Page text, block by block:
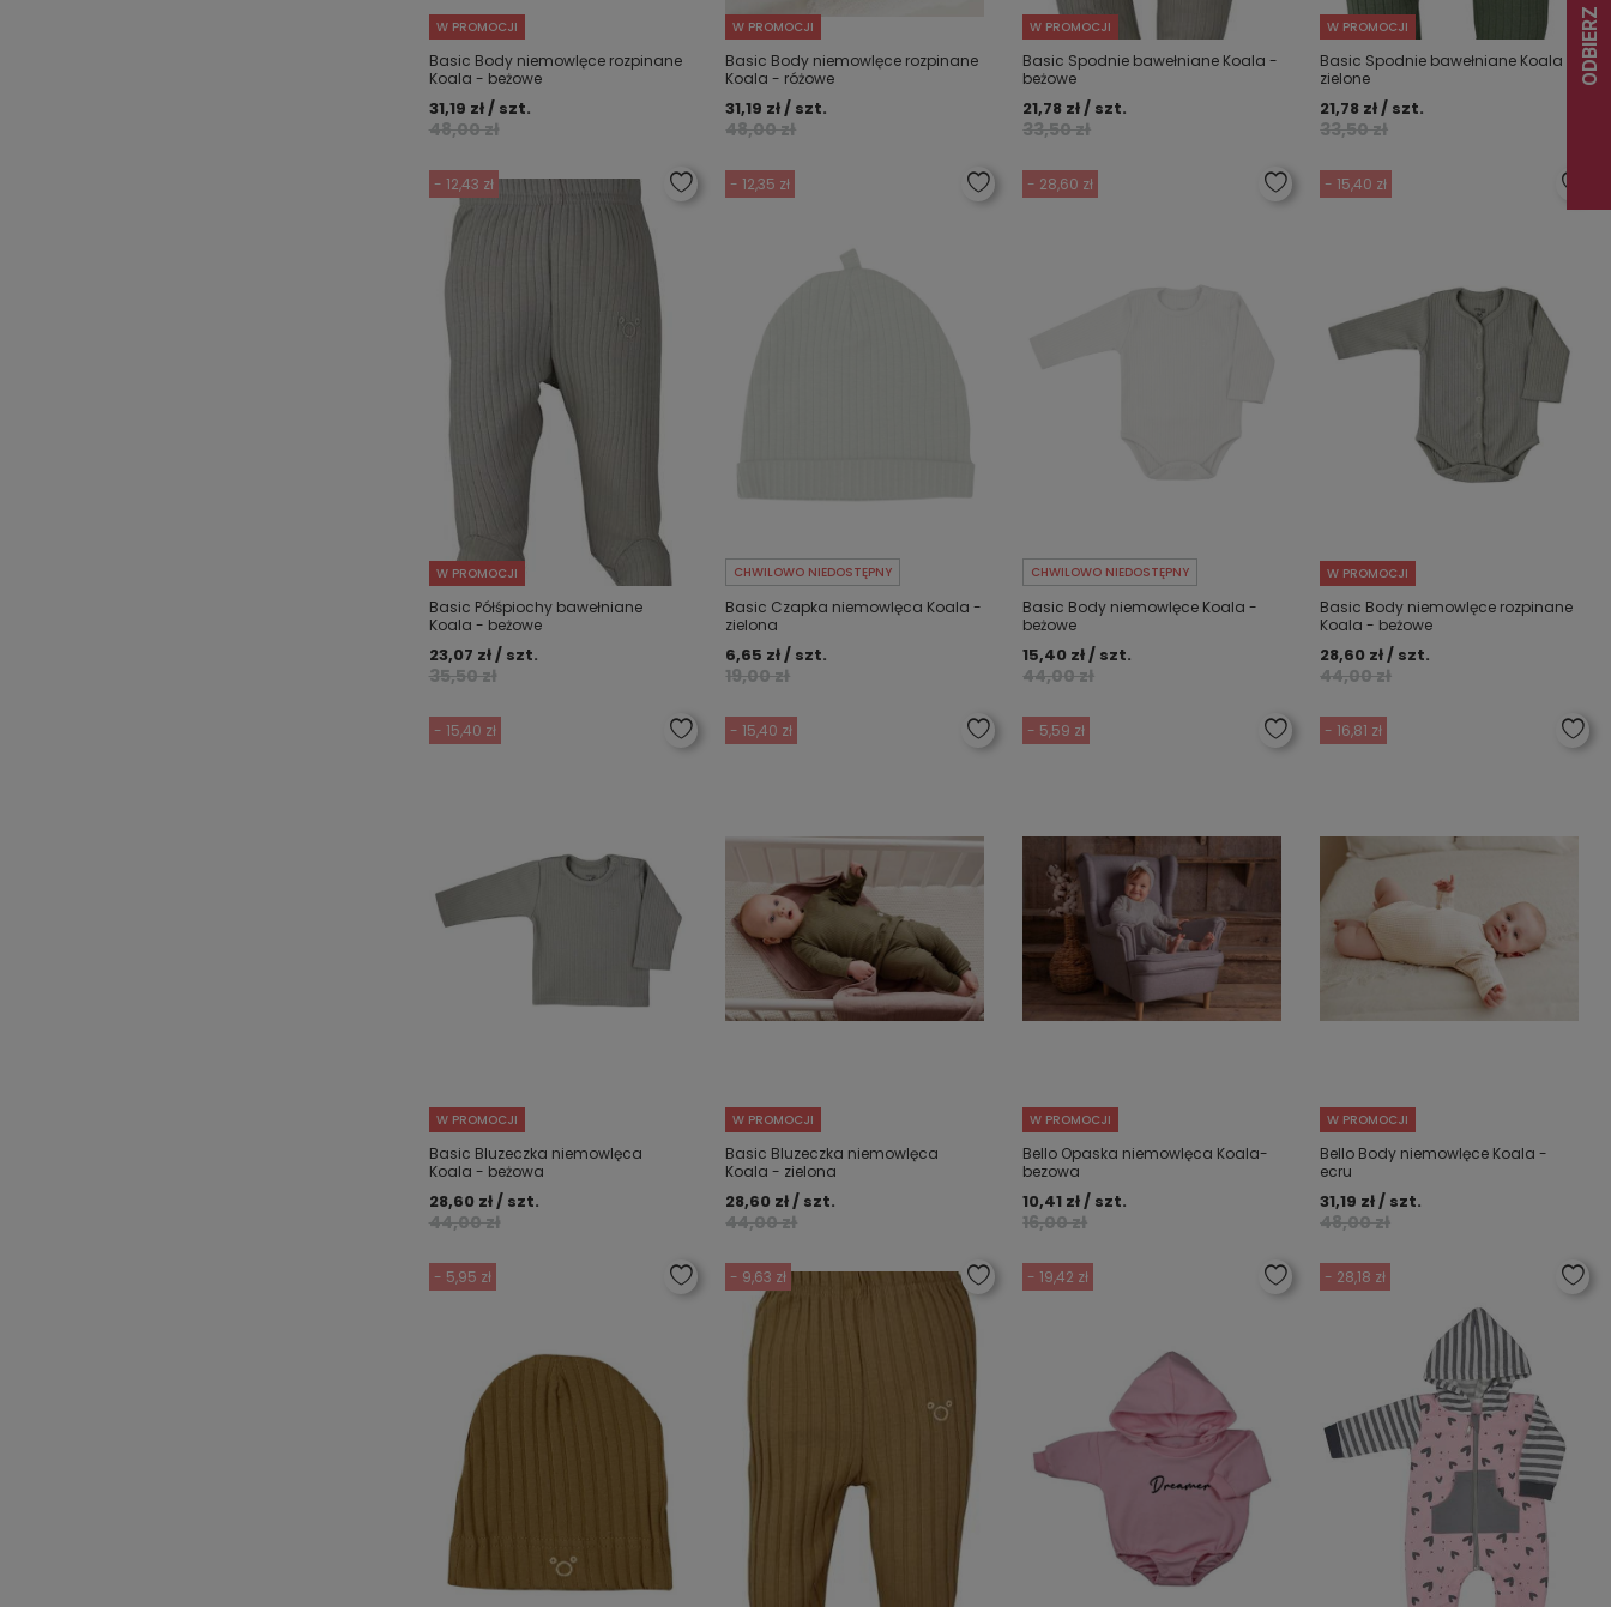
W PROMOCJI
Basic Body niemowlęce rozpinane
Koala - beżowe
48,00 zł
31,19 zł / szt.
W PROMOCJI
Basic Body niemowlęce rozpinane
Koala - różowe
48,00 zł
31,19 zł / szt.
W PROMOCJI
Basic Spodnie bawełniane Koala -
beżowe
33,50 zł
21,78 zł / szt.
W PROMOCJI
Basic Spodnie bawełniane Koala -
zielone
33,50 zł
21,78 zł / szt.
- 12,43 zł
W PROMOCJI
Basic Półśpiochy bawełniane
Koala - beżowe
35,50 zł
23,07 zł / szt.
- 12,35 zł
CHWILOWO NIEDOSTĘPNY
Basic Czapka niemowlęca Koala -
zielona
19,00 zł
6,65 zł / szt.
- 28,60 zł
CHWILOWO NIEDOSTĘPNY
Basic Body niemowlęce Koala -
beżowe
44,00 zł
15,40 zł / szt.
- 15,40 zł
W PROMOCJI
Basic Body niemowlęce rozpinane
Koala - beżowe
44,00 zł
28,60 zł / szt.
- 15,40 zł
W PROMOCJI
Basic Bluzeczka niemowlęca
Koala - beżowa
44,00 zł
28,60 zł / szt.
- 15,40 zł
W PROMOCJI
Basic Bluzeczka niemowlęca
Koala - zielona
44,00 zł
28,60 zł / szt.
- 5,59 zł
W PROMOCJI
Bello Opaska niemowlęca Koala-
bezowa
16,00 zł
10,41 zł / szt.
- 16,81 zł
W PROMOCJI
Bello Body niemowlęce Koala -
ecru
48,00 zł
31,19 zł / szt.
- 5,95 zł - 9,63 zł - 19,42 zł - 28,18 zł